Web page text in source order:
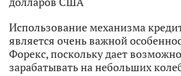
Использование механизма
является очень важной
Форекс, поскольку дает
зарабатывать на небольших